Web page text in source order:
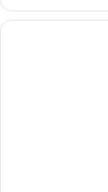
a
la
de
lujo,
1